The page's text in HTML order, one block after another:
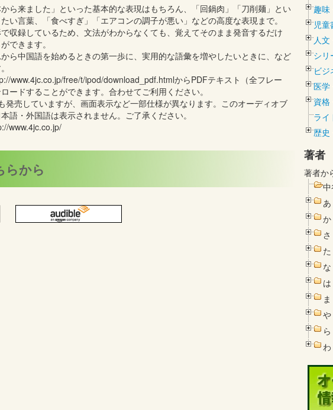
から来ました」といった基本的な表現はもちろん、「回鍋肉」「刀削麺」とい
い言葉、「食べすぎ」「エアコンの調子が悪い」などの高度な表現まで。
収録しているため、文法がわからなくても、覚えてそのまま発音するだけ
できます。
ら中国語を始めるときの第一歩に、実用的な語彙を増やしたいときに、など
www.4jc.co.jp/free/t/ipod/download_pdf.htmlからPDFテキスト（全フレー
ードすることができます。合わせてご利用ください。
発売していますが、画面表示など一部仕様が異なります。このオーディオブ
語・外国語は表示されません。ご了承ください。
www.4jc.co.jp/
らから
趣味
児童
人文
シリ
ビ
医学
資格
ライ
歴史
著者
著者か
あ
か
さ
た
な
は
ま
や
ら
わ